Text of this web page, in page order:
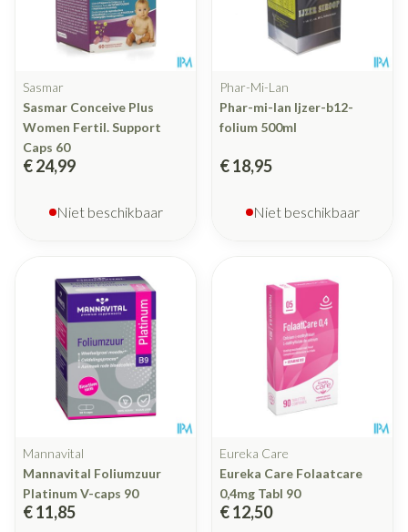
Sasmar
Sasmar Conceive Plus
Women Fertil. Support
Caps 60
€ 24,99
Niet beschikbaar
Phar-Mi-Lan
Phar-mi-lan Ijzer-b12-
folium 500ml
€ 18,95
Niet beschikbaar
Mannavital
Mannavital Foliumzuur
Platinum V-caps 90
€ 11,85
Eureka Care
Eureka Care Folaatcare
0,4mg Tabl 90
€ 12,50